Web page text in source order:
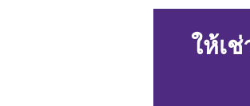
ให้เ